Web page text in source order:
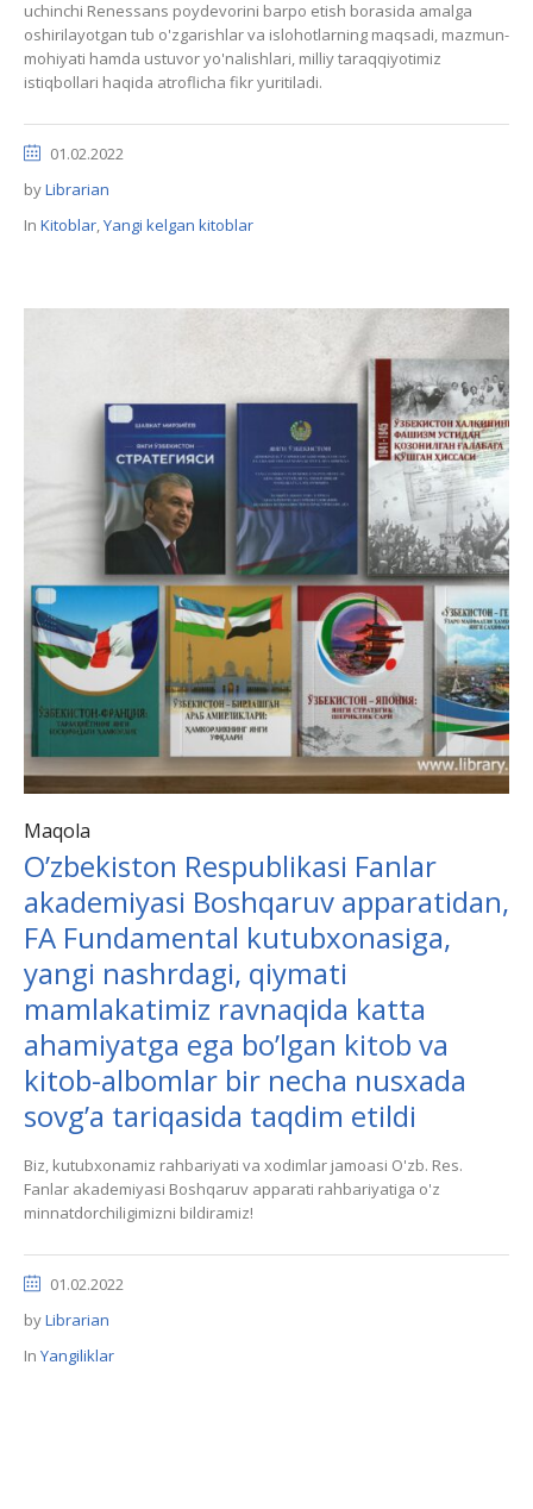
uchinchi Renessans poydevorini barpo etish borasida amalga
oshirilayotgan tub o'zgarishlar va islohotlarning maqsadi, mazmun-
mohiyati hamda ustuvor yo'nalishlari, milliy taraqqiyotimiz
istiqbollari haqida atroflicha fikr yuritiladi.
01.02.2022
byLibrarian
In Kitoblar,Yangi kelgan kitoblar
Maqola
O’zbekiston Respublikasi Fanlar
akademiyasi Boshqaruv apparatidan,
FA Fundamental kutubxonasiga,
yangi nashrdagi, qiymati
mamlakatimiz ravnaqida katta
ahamiyatga ega bo’lgan kitob va
kitob-albomlar bir necha nusxada
sovg’a tariqasida taqdim etildi
Biz, kutubxonamiz rahbariyati va xodimlar jamoasi O'zb. Res.
Fanlar akademiyasi Boshqaruv apparati rahbariyatiga o'z
minnatdorchiligimizni bildiramiz!
01.02.2022
byLibrarian
In Yangiliklar